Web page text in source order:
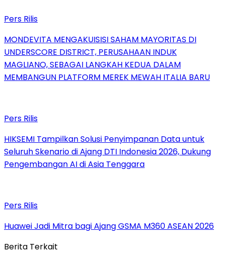
Pers Rilis
MONDEVITA MENGAKUISISI SAHAM MAYORITAS DI
UNDERSCORE DISTRICT, PERUSAHAAN INDUK
MAGLIANO, SEBAGAI LANGKAH KEDUA DALAM
MEMBANGUN PLATFORM MEREK MEWAH ITALIA BARU
Pers Rilis
HIKSEMI Tampilkan Solusi Penyimpanan Data untuk
Seluruh Skenario di Ajang DTI Indonesia 2026, Dukung
Pengembangan AI di Asia Tenggara
Pers Rilis
Huawei Jadi Mitra bagi Ajang GSMA M360 ASEAN 2026
Berita Terkait